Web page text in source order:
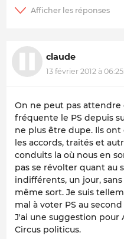
claude
13 février 2012 à
On ne peut pas attendre
fréquente le PS depuis
ne plus être dupe. Ils
les accords, traités et
conduits la où nous en
pas se révolter quant au
indifférents, un jour,
même sort. Je suis
mal à voter PS au
J'ai une suggestion pour
Circus politicus.